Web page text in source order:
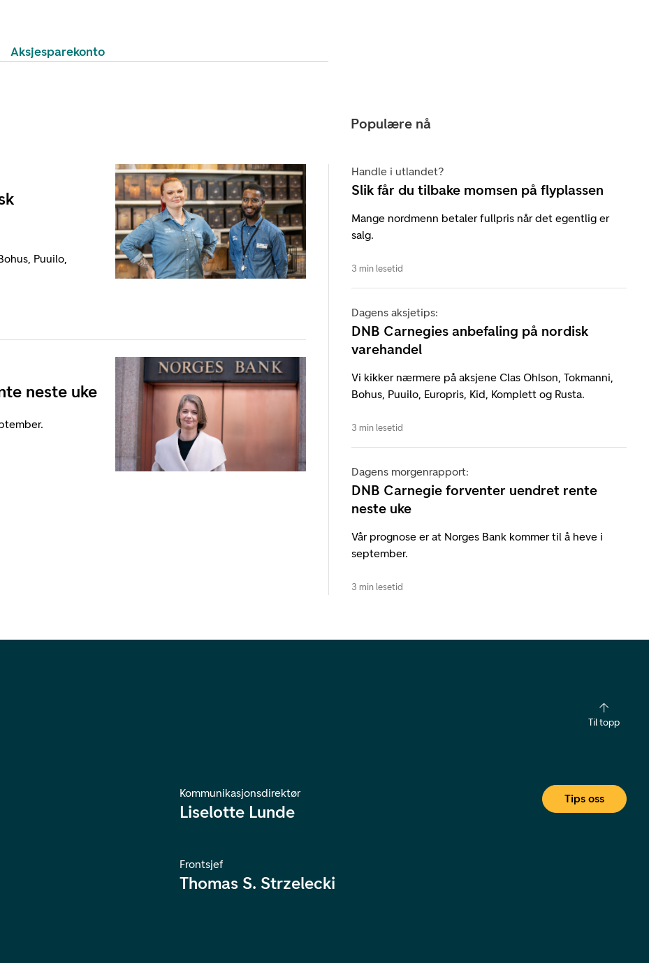
Aksjesparekonto
Puuilo,
neste uke
Populære nå
Handle i utlandet?
Slik får du tilbake momsen på flyplassen
Mange nordmenn betaler fullpris når det egentlig er
salg.
3 min lesetid
Dagens aksjetips:
DNB Carnegies anbefaling på nordisk
varehandel
Vi kikker nærmere på aksjene Clas Ohlson, Tokmanni,
Bohus, Puuilo, Europris, Kid, Komplett og Rusta.
3 min lesetid
Dagens morgenrapport:
DNB Carnegie forventer uendret rente
neste uke
Vår prognose er at Norges Bank kommer til å heve i
september.
3 min lesetid
Til topp
Kommunikasjonsdirektør
Liselotte Lunde
Frontsjef
Thomas S. Strzelecki
Tips oss